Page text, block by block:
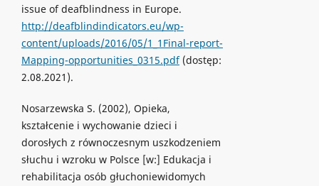
issue of deafblindness in Europe.
http://deafblindindicators.eu/wp-
content/uploads/2016/05/1_1Final-report-
Mapping-opportunities_0315.pdf(dostęp:
2.08.2021).
Nosarzewska S. (2002), Opieka,
kształcenie i wychowanie dzieci i
dorosłych z równoczesnym uszkodzeniem
słuchu i wzroku w Polsce [w:] Edukacja i
rehabilitacja osób głuchoniewidomych